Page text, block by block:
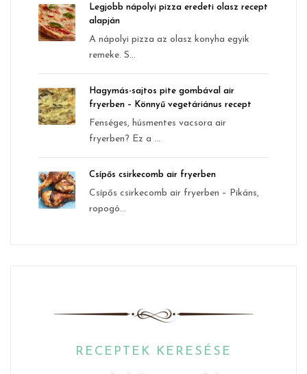
Legjobb nápolyi pizza eredeti olasz recept
alapján
A nápolyi pizza az olasz konyha egyik
remeke. S...
Hagymás-sajtos pite gombával air
fryerben – Könnyű vegetáriánus recept
Fenséges, húsmentes vacsora air
fryerben? Ez a ...
Csípős csirkecomb air fryerben
Csípős csirkecomb air fryerben – Pikáns,
ropogó...
RECEPTEK KERESÉSE